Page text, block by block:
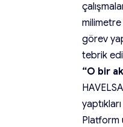
milimetre
görev
tebrik
“O bir
Platform